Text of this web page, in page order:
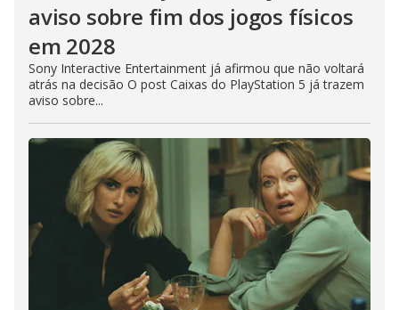
aviso sobre fim dos jogos físicos
em 2028
Sony Interactive Entertainment já afirmou que não voltará
atrás na decisão O post Caixas do PlayStation 5 já trazem
aviso sobre...